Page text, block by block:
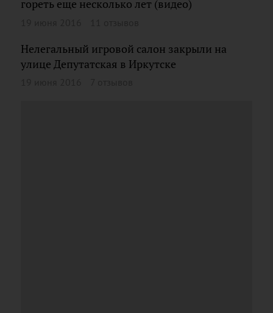
гореть еще несколько лет (видео)
Нелегальный игровой салон закрыли на
улице Депутатская в Иркутске